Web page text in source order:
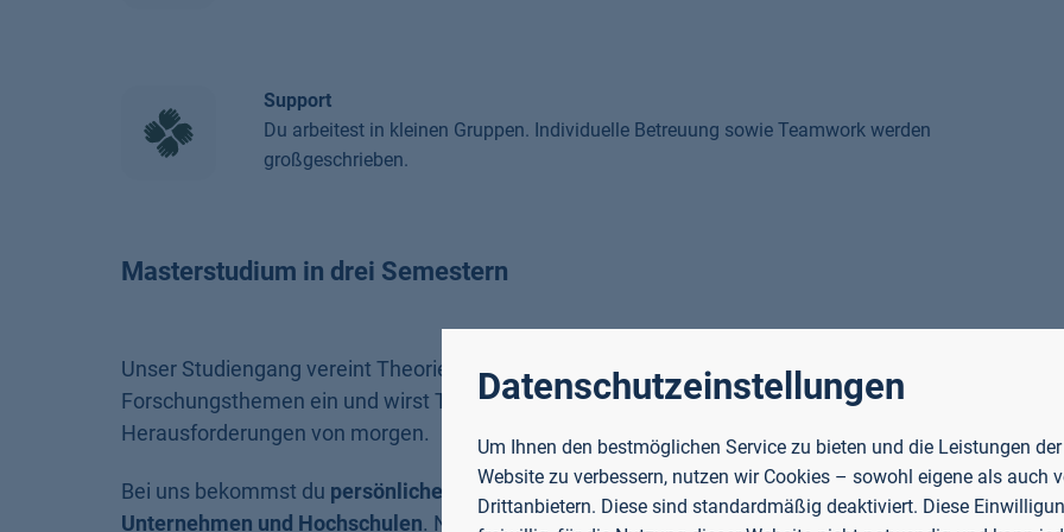
Support
Du arbeitest in kleinen Gruppen. Individuelle Betreuung sowie Teamwork werden
großgeschrieben.
Masterstudium in drei Semestern
Unser Studiengang vereint Theorie und Praxis. Im Masterprojekt tauchst du tief in aktuelle
Forschungsthemen ein und wirst Teil des Fortschritts. Du arbeitest aktiv an Lösungen für die
Herausforderungen von morgen.
Bei uns bekommst du persönliche Betreuung und Zugang zu einem starken Netzwerk aus
Unternehmen und Hochschulen. Neben technischer Expertise entwickelst du
Datenschutzeinstellungen
Um Ihnen den bestmöglichen Service zu bieten und die Leistungen der
Website zu verbessern, nutzen wir Cookies – sowohl eigene als auch
Drittanbietern. Diese sind standardmäßig deaktiviert. Diese